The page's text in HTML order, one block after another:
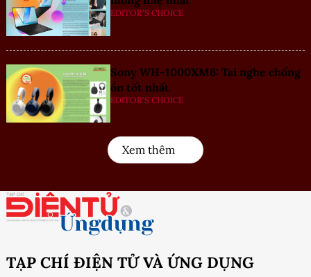
EDITOR'S CHOICE
Sony WH-1000XM6: Tai nghe chống
ồn tốt nhất
EDITOR'S CHOICE
Xem thêm
TẠP CHÍ ĐIỆN TỬ VÀ ỨNG DỤNG